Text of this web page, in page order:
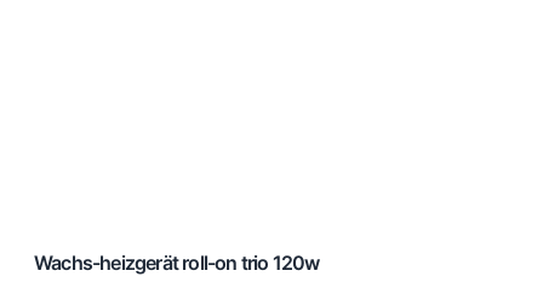
Wachs-heizgerät roll-on trio 120w